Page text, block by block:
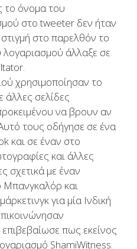
όνομα του
στο tweeter δεν ήταν
στο παρελθόν το
λογαριασμού άλλαξε σε
χρησιμοποίησαν το
άλλες σελίδες
να βρουν αν
τους οδήγησε σε ένα
και σε έναν στο
και άλλες
σχετικά με έναν
και
για μία Ινδική
πως εκείνος
ShamiWitness.